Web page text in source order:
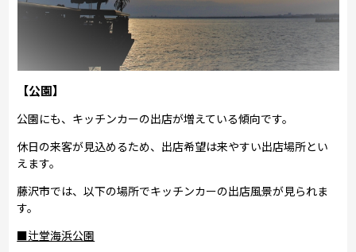
【公園】
公園にも、キッチンカーの出店が増えている傾向です。
休日の来客が見込めるため、出店希望は来やすい出店場所とい
えます。
藤沢市では、以下の場所でキッチンカーの出店風景が見られま
す。
■辻堂海浜公園